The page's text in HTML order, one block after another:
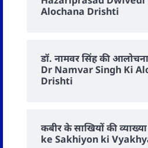
Alochana Drishti
डॉ. नामवर सिंह की आलोचना
Dr Namvar Singh Ki
Drishti
कबीर के साखियों की
ke Sakhiyon ki